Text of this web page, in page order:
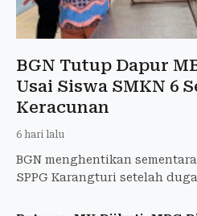
BGN Tutup Dapur
Usai Siswa SMKN 6
Keracunan
6 hari lalu
BGN menghentikan
SPPG Karangturi setelah